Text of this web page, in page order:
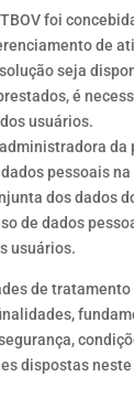
foi
de
seja
é
usuários.
da
pessoais
dos dados
de dados
usuários.
de tratamento
dispostas neste